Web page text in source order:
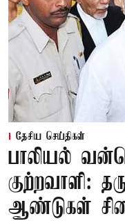
தேசிய செய்திகள்
பாலியல்
குற்றவாளி:
ஆண்டுகள்